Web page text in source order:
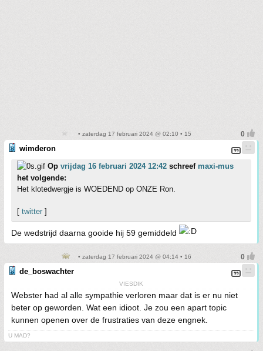
• zaterdag 17 februari 2024 @ 02:10 • 15
wimderon
Op vrijdag 16 februari 2024 12:42 schreef maxi-mus
het volgende:
Het klotedwergje is WOEDEND op ONZE Ron.
[ twitter ]
De wedstrijd daarna gooide hij 59 gemiddeld
• zaterdag 17 februari 2024 @ 04:14 • 16
de_boswachter
VIESDIK
Webster had al alle sympathie verloren maar dat is er nu niet
beter op geworden. Wat een idioot. Je zou een apart topic
kunnen openen over de frustraties van deze engnek.
U MAD?